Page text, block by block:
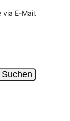
via E-Mail.
Suchen